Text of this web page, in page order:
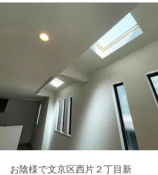
お陰様で文京区西片２丁目新